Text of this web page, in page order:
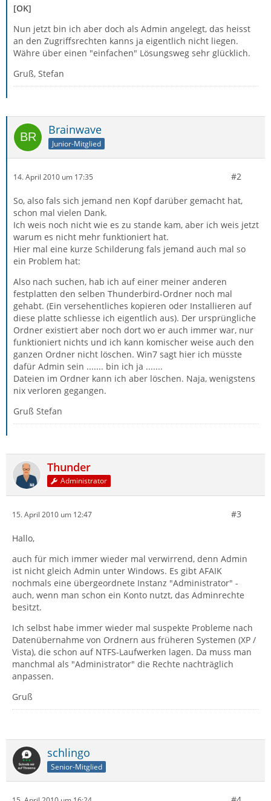
[OK]
Nun jetzt bin ich aber doch als Admin angelegt, das heisst
an den Zugriffsrechten kanns ja eigentlich nicht liegen.
Währe über einen "einfachen" Lösungsweg sehr glücklich.
Gruß, Stefan
Brainwave
Junior-Mitglied
14. April 2010 um 17:35 #2
So, also fals sich jemand nen Kopf darüber gemacht hat,
schon mal vielen Dank.
Ich weis noch nicht wie es zu stande kam, aber ich weis jetzt
warum es nicht mehr funktioniert hat.
Hier mal eine kurze Schilderung fals jemand auch mal so
ein Problem hat:
Also nach suchen, hab ich auf einer meiner anderen
festplatten den selben Thunderbird-Ordner noch mal
gehabt. (Ein versehentliches kopieren oder Installieren auf
diese platte schliesse ich eigentlich aus). Der ursprüngliche
Ordner existiert aber noch dort wo er auch immer war, nur
funktioniert nichts und ich kann komischer weise auch den
ganzen Ordner nicht löschen. Win7 sagt hier ich müsste
dafür Admin sein ....... bin ich ja .......
Dateien im Ordner kann ich aber löschen. Naja, wenigstens
nix verloren gegangen.
Gruß Stefan
Thunder
Administrator
15. April 2010 um 12:47 #3
Hallo,
auch für mich immer wieder mal verwirrend, denn Admin
ist nicht gleich Admin unter Windows. Es gibt AFAIK
nochmals eine übergeordnete Instanz "Administrator" -
auch, wenn man schon ein Konto nutzt, das Adminrechte
besitzt.
Ich selbst habe immer wieder mal suspekte Probleme nach
Datenübernahme von Ordnern aus früheren Systemen (XP /
Vista), die schon auf NTFS-Laufwerken lagen. Da muss man
manchmal als "Administrator" die Rechte nachträglich
anpassen.
Gruß
schlingo
Senior-Mitglied